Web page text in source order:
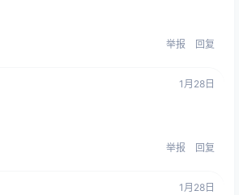
举报 回复
1月28日
举报 回复
1月28日